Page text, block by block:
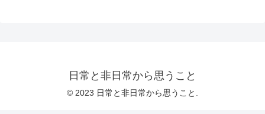
日常と非日常から思うこと
© 2023 日常と非日常から思うこと.